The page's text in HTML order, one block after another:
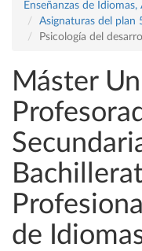
Enseñanzas de
Asignaturas del plan
Psicología del
Máster
de